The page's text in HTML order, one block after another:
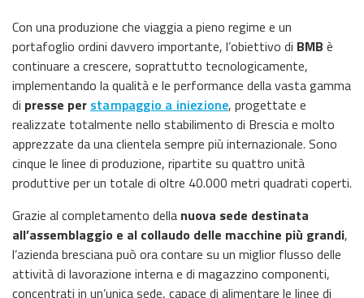
Con una produzione che viaggia a pieno regime e un
portafoglio ordini davvero importante, l’obiettivo di BMB è
continuare a crescere, soprattutto tecnologicamente,
implementando la qualità e le performance della vasta gamma
di presse per stampaggio a iniezione, progettate e
realizzate totalmente nello stabilimento di Brescia e molto
apprezzate da una clientela sempre più internazionale. Sono
cinque le linee di produzione, ripartite su quattro unità
produttive per un totale di oltre 40.000 metri quadrati coperti.
Grazie al completamento della nuova sede destinata
all’assemblaggio e al collaudo delle macchine più grandi,
l’azienda bresciana può ora contare su un miglior flusso delle
attività di lavorazione interna e di magazzino componenti,
concentrati in un’unica sede, capace di alimentare le linee di